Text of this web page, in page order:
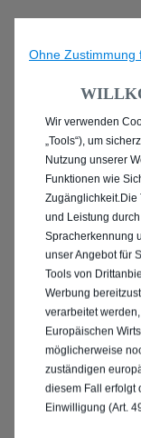
Ohne
Wir verwenden
„Tools“), um
Nutzung unserer
Funktionen wie
Zugänglichkeit.Die
und Leistung
Spracherkennung
unser Angebot für
Tools von
Werbung
verarbeitet
Europäischen
möglicherweise
zuständigen
diesem Fall erfolgt
Einwilligung (Art.